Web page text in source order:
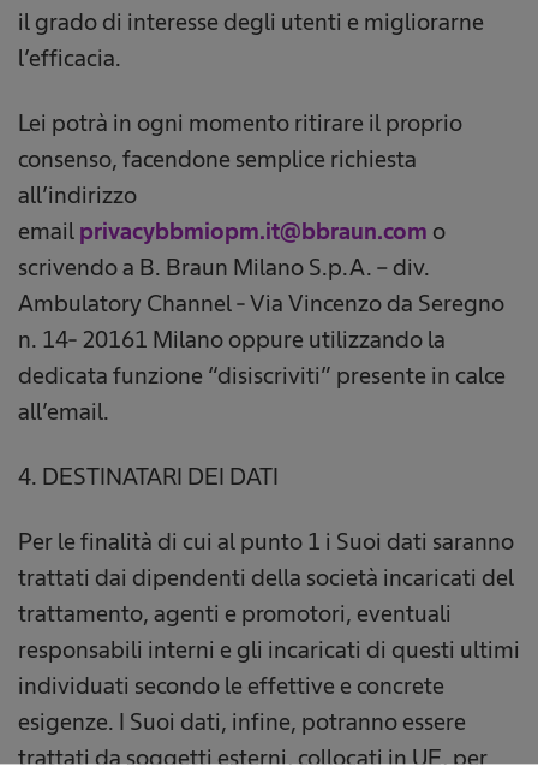
il grado di interesse degli utenti e migliorarne
l’efficacia.
Lei potrà in ogni momento ritirare il proprio
consenso, facendone semplice richiesta
all’indirizzo
email privacybbmiopm.it@bbraun.com o
scrivendo a B. Braun Milano S.p.A. – div.
Ambulatory Channel - Via Vincenzo da Seregno
n. 14- 20161 Milano oppure utilizzando la
dedicata funzione “disiscriviti” presente in calce
all’email.
4. DESTINATARI DEI DATI
Per le finalità di cui al punto 1 i Suoi dati saranno
trattati dai dipendenti della società incaricati del
trattamento, agenti e promotori, eventuali
responsabili interni e gli incaricati di questi ultimi
individuati secondo le effettive e concrete
esigenze. I Suoi dati, infine, potranno essere
trattati da soggetti esterni, collocati in UE, per